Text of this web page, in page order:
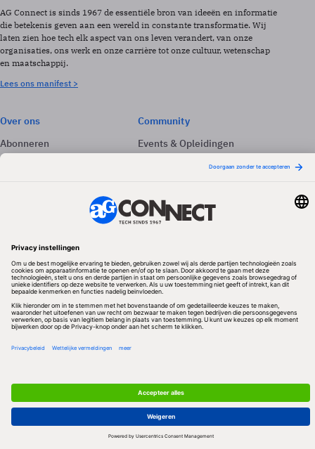
AG Connect is sinds 1967 de essentiële bron van ideeën en informatie
die betekenis geven aan een wereld in constante transformatie. Wij
laten zien hoe tech elk aspect van ons leven verandert, van onze
organisaties, ons werk en onze carrière tot onze cultuur, wetenschap
en maatschappij.
Lees ons manifest >
Over ons
Abonneren
Adverteren
Community
Events & Opleidingen
Volg ons
Redactionele partner
Algemene Voorwaarden & Copyrights